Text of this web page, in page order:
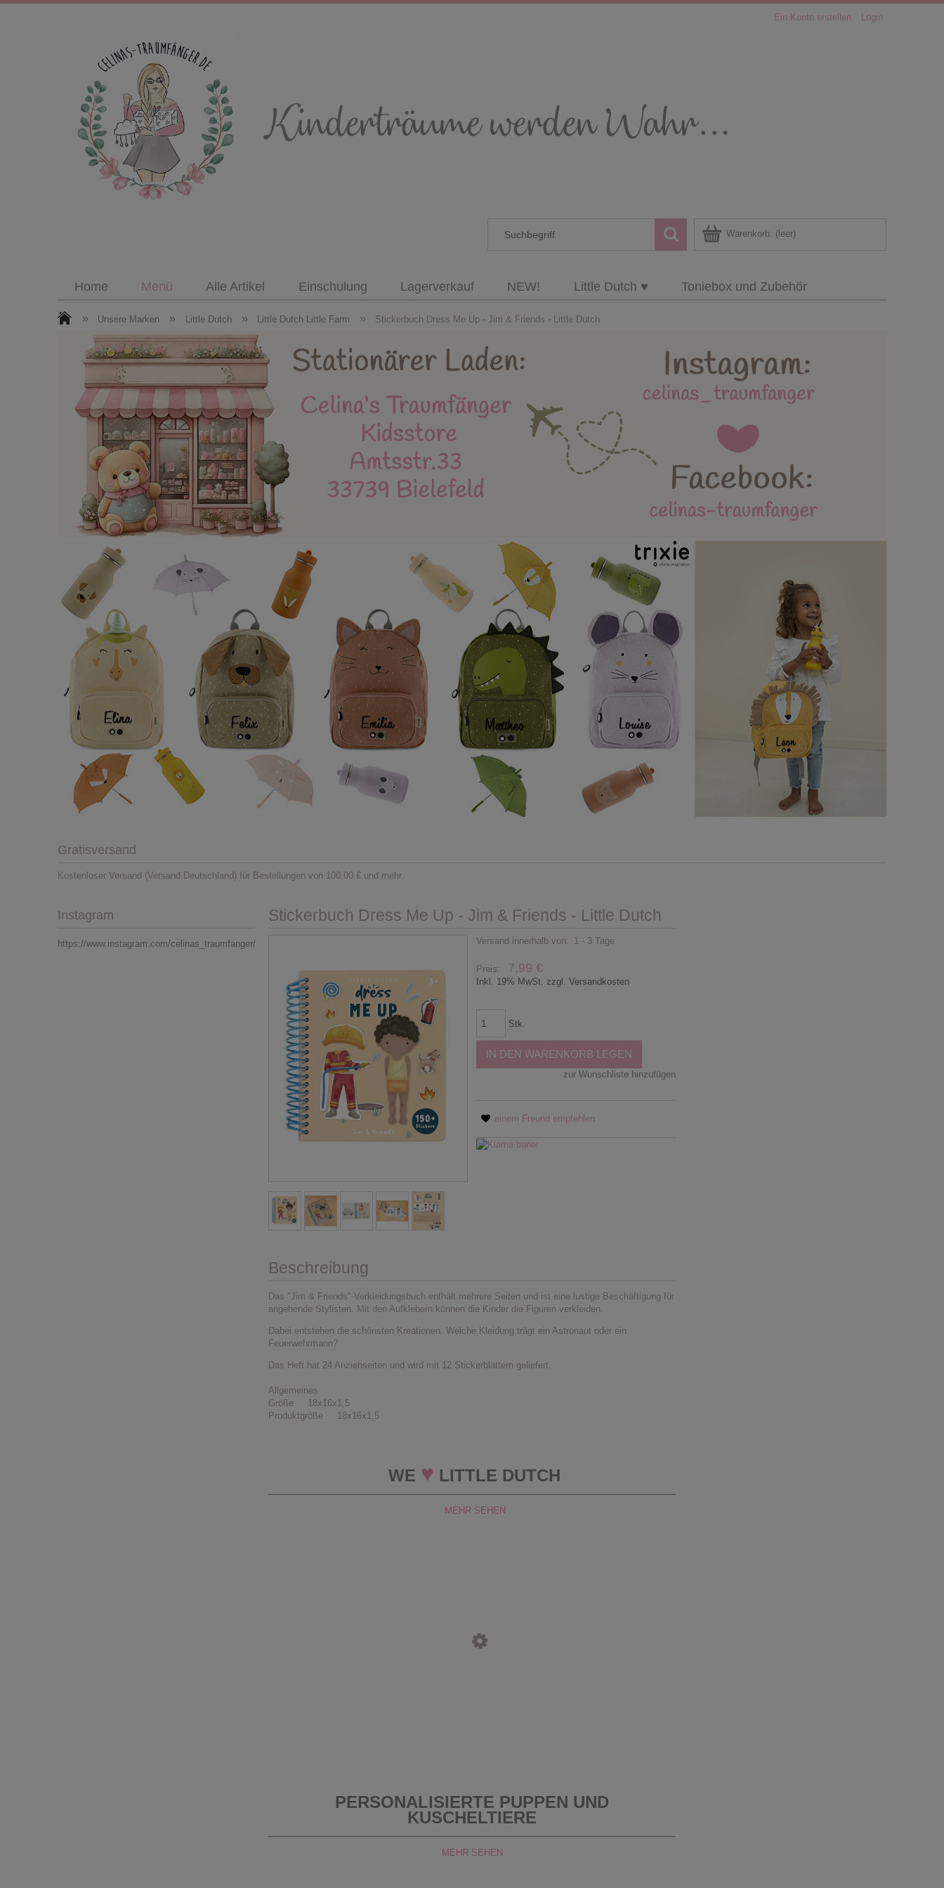
Ein Konto erstellen Login
Warenkorb: (leer)
Home Menü Alle Artikel Einschulung Lagerverkauf NEW! Little Dutch ♥ Toniebox und Zubehör
Roller + Helme Kinderzimmermöbel Holzspielzeug Kidsstore X-MAS
Puppen / Kuscheltiere Ostern Neue Produkte Stapelstein
Facebook Kontakt / Impressum Instagram
» Unsere Marken » Little Dutch » Little Dutch Little Farm » Stickerbuch Dress Me Up - Jim & Friends - Little Dutch
Gratisversand
Kostenloser Versand (Versand Deutschland) für Bestellungen von 100,00 € und mehr.
Instagram
https://www.instagram.com/celinas_traumfanger/
Stickerbuch Dress Me Up - Jim & Friends - Little Dutch
Versand innerhalb von: 1 - 3 Tage
Preis: 7,99 €
Inkl. 19% MwSt. zzgl. Versandkosten
Stk.
IN DEN WARENKORB LEGEN
zur Wunschliste hinzufügen
einem Freund empfehlen
Beschreibung
Das "Jim & Friends"-Verkleidungsbuch enthält mehrere Seiten und ist eine lustige Beschäftigung für
angehende Stylisten. Mit den Aufklebern können die Kinder die Figuren verkleiden.
Dabei entstehen die schönsten Kreationen. Welche Kleidung trägt ein Astronaut oder ein
Feuerwehrmann?
Das Heft hat 24 Anziehseiten und wird mit 12 Stickerblättern geliefert.
Allgemeines
Größe 18x16x1,5
Produktgröße 18x16x1,5
WE ♥ LITTLE DUTCH
MEHR SEHEN
PERSONALISIERTE PUPPEN UND
KUSCHELTIERE
MEHR SEHEN